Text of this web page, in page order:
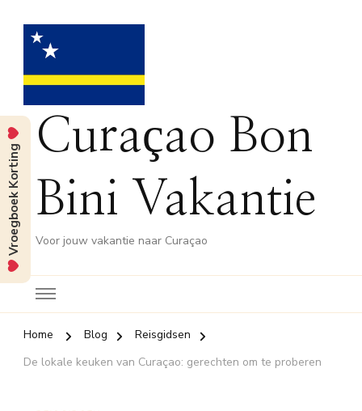
Curaçao Bon
Bini Vakantie
Voor jouw vakantie naar Curaçao
Home Blog
Reisgidsen
De lokale keuken van Curaçao: gerechten om te proberen
Vroegboek Korting